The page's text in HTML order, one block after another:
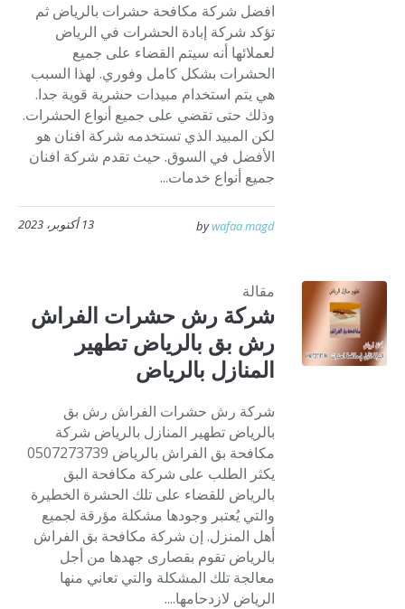
افضل شركة مكافحة حشرات بالرياض ثم
تؤكد شركة إبادة الحشرات في الرياض
لعملائها أنه سيتم القضاء على جميع
الحشرات بشكل كامل وفوري. لهذا السبب
هي يتم استخدام مبيدات حشرية قوية جدا.
وذلك حتى تقضي على جميع أنواع الحشرات.
لكن المبيد الذي تستخدمه شركة افنان هو
الأفضل في السوق. حيث تقدم شركة افنان
جميع أنواع خدمات...
13 أكتوبر، 2023 bywafaa magd
مقالة
شركة رش حشرات الفراش
رش بق بالرياض تطهير
المنازل بالرياض
شركة رش حشرات الفراش رش بق
بالرياض تطهير المنازل بالرياض شركة
مكافحة بق الفراش بالرياض 0507273739
يكثر الطلب على شركة مكافحة البق
بالرياض للقضاء على تلك الحشرة الخطيرة
والتي يُعتبر وجودها مشكلة مؤرقة لجميع
أهل المنزل. إن شركة مكافحة بق الفراش
بالرياض تقوم بقصارى جهدها من أجل
معالجة تلك المشكلة والتي تعاني منها
الرياض لازدحامها....